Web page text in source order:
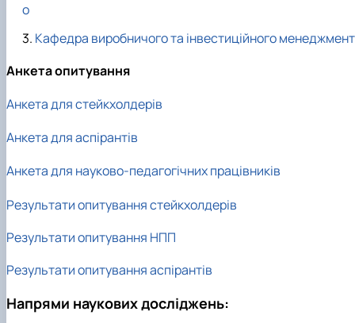
о
Кафедра виробничого та інвестиційного
Анкета опитування
Анкета для стейкхолдерів
Анкета для аспірантів
Анкета для науково-педагогічних працівників
Результати опитування стейкхолдерів
Результати опитування НПП
Результати опитування аспірантів
Напрями наукових досліджень: